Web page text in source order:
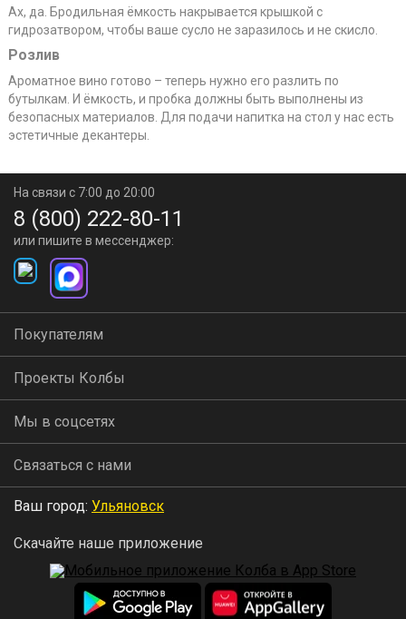
Ах, да. Бродильная ёмкость накрывается крышкой с
гидрозатвором, чтобы ваше сусло не заразилось и не скисло.
Розлив
Ароматное вино готово – теперь нужно его разлить по
бутылкам. И ёмкость, и пробка должны быть выполнены из
безопасных материалов. Для подачи напитка на стол у нас есть
эстетичные декантеры.
На связи с 7:00 до 20:00
8 (800) 222-80-11
или пишите в мессенджер:
Покупателям
Проекты Колбы
Мы в соцсетях
Связаться с нами
Ваш город: Ульяновск
Скачайте наше приложение